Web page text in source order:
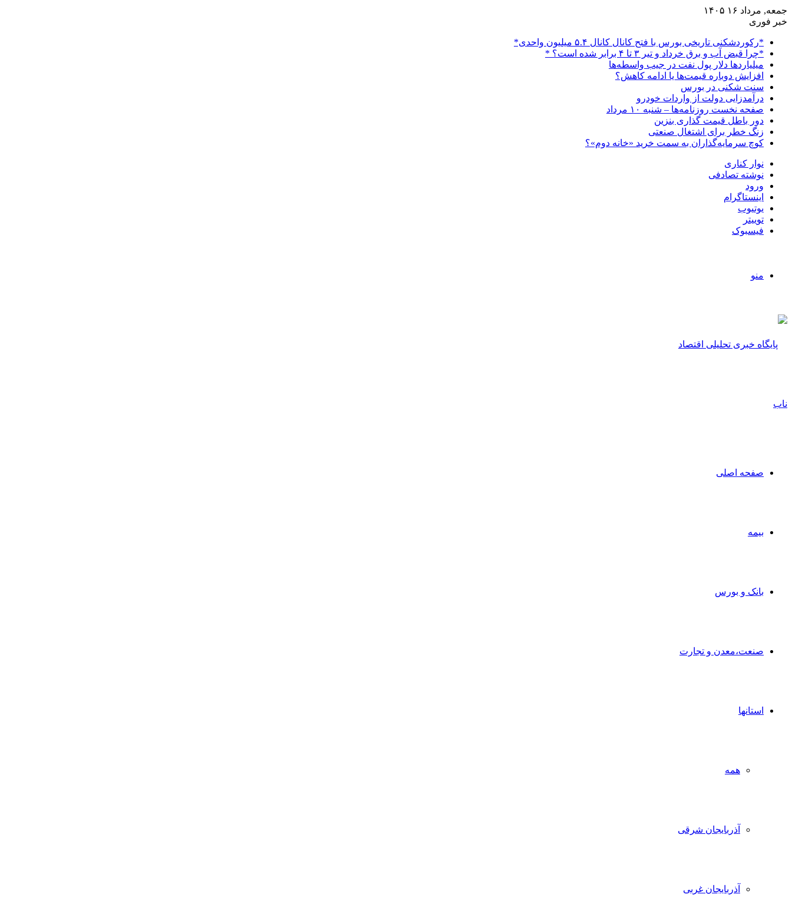
جمعه, مرداد ۱۶ ۱۴۰۵
خبر فوری
*رکوردشکنی تاریخی بورس با فتح کانال کانال ۵.۴ میلیون واحدی*
*چرا قبض آب و برق خرداد و تیر ۳ تا ۴ برابر شده است؟ *
میلیاردها دلار پول نفت در جیب واسطه‌ها
افزایش دوباره قیمت‌ها یا ادامه کاهش؟
سنت شکنی در بورس
درآمدزایی دولت از واردات خودرو
صفحه نخست روزنامه‌ها – شنبه ۱۰ مرداد
دور باطل قیمت گذاری بنزین
زنگ خطر برای اشتغال صنعتی
کوچ سرمایه‌گذاران به سمت خرید «خانه دوم»؟
نوار کناری
نوشته تصادفی
ورود
اینستاگرام
یوتیوب
توییتر
فیسبوک
منو
صفحه اصلی
بیمه
بانک و بورس
صنعت،معدن و تجارت
استانها
همه
آذربایجان شرقی
آذربایجان غربی